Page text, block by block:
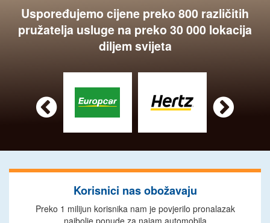
Uspoređujemo cijene preko 800 različitih
pružatelja usluge na preko 30 000 lokacija
diljem svijeta
 
Korisnici nas obožavaju
Preko 1 milijun korisnika nam je povjerilo pronalazak
najbolje ponude za najam automobila